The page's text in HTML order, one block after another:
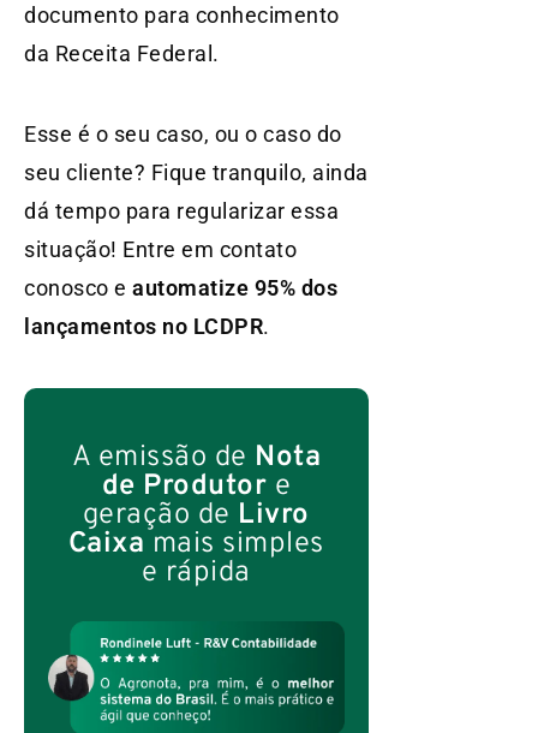
documento para conhecimento
da Receita Federal.
Esse é o seu caso, ou o caso do
seu cliente? Fique tranquilo, ainda
dá tempo para regularizar essa
situação! Entre em contato
conosco e automatize 95% dos
lançamentos no LCDPR.
A emissão de Nota
de Produtor e
geração de Livro
Caixa mais simples
e rápida